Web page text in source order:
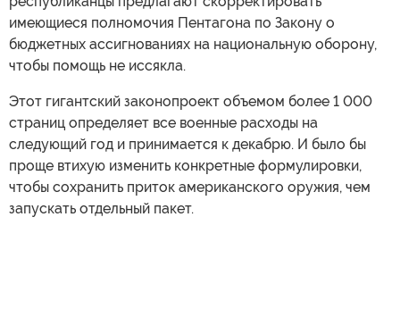
имеющиеся полномочия Пентагона по Закону о
бюджетных ассигнованиях на национальную оборону,
чтобы помощь не иссякла.
Этот гигантский законопроект объемом более 1 000
страниц определяет все военные расходы на
следующий год и принимается к декабрю. И было бы
проще втихую изменить конкретные формулировки,
чтобы сохранить приток американского оружия, чем
запускать отдельный пакет.